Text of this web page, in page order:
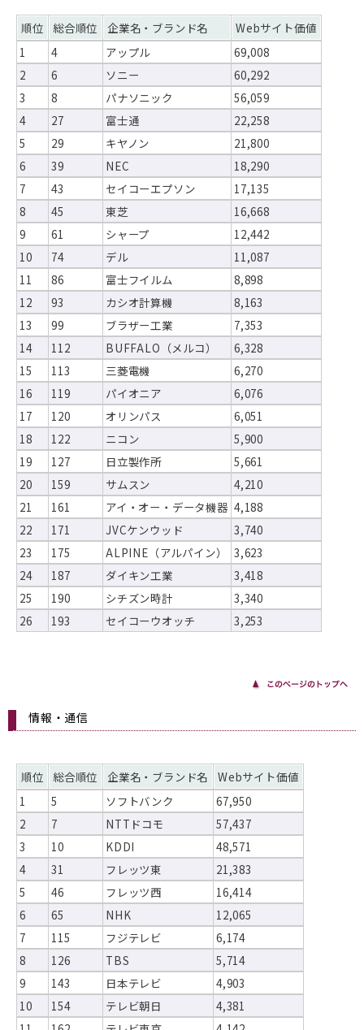
順位 総合順位 企業名・ブランド名
Webサイト価値
1
4 アップル
69,008
2
6 ソニー
60,292
3
8 パナソニック
56,059
4
27 富士通
22,258
5
29 キヤノン
21,800
6
39 NEC
18,290
7
43 セイコーエプソン
17,135
8
45 東芝
16,668
9
61 シャープ
12,442
10
74 デル
11,087
11
86 富士フイルム
8,898
12
93 カシオ計算機
8,163
13
99 ブラザー工業
7,353
14
112 BUFFALO（メルコ）
6,328
15
113 三菱電機
6,270
16
119 パイオニア
6,076
17
120 オリンパス
6,051
18
122 ニコン
5,900
19
127 日立製作所
5,661
20
159 サムスン
4,210
21
161 アイ・オー・データ機器 4,188
22
171 JVCケンウッド
3,740
23
175 ALPINE（アルパイン）
3,623
24
187 ダイキン工業
3,418
25
190 シチズン時計
3,340
26
193 セイコーウオッチ 3,253
情報・通信
順位 総合順位 企業名・ブランド名
Webサイト価値
1
5 ソフトバンク
67,950
2
7 NTTドコモ
57,437
3
10 KDDI
48,571
4
31 フレッツ東
21,383
5
46 フレッツ西
16,414
6
65 NHK
12,065
7
115 フジテレビ
6,174
8
126 TBS
5,714
9
143 日本テレビ
4,903
10
154 テレビ朝日
4,381